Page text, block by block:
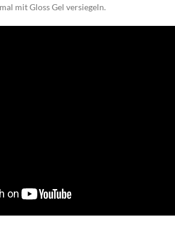
mit Gloss Gel versiegeln.